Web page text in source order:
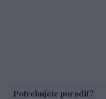
Potrebujete poradiť?